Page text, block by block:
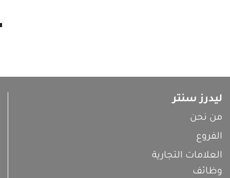
ليدرز سنتر
من نحن
الفروع
العلامات التجارية
وظائف